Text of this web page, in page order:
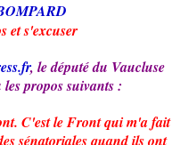
et s'excuser
, le député du Vaucluse
les propos suivants :
C'est le Front qui m'a fait
sénatoriales quand ils ont